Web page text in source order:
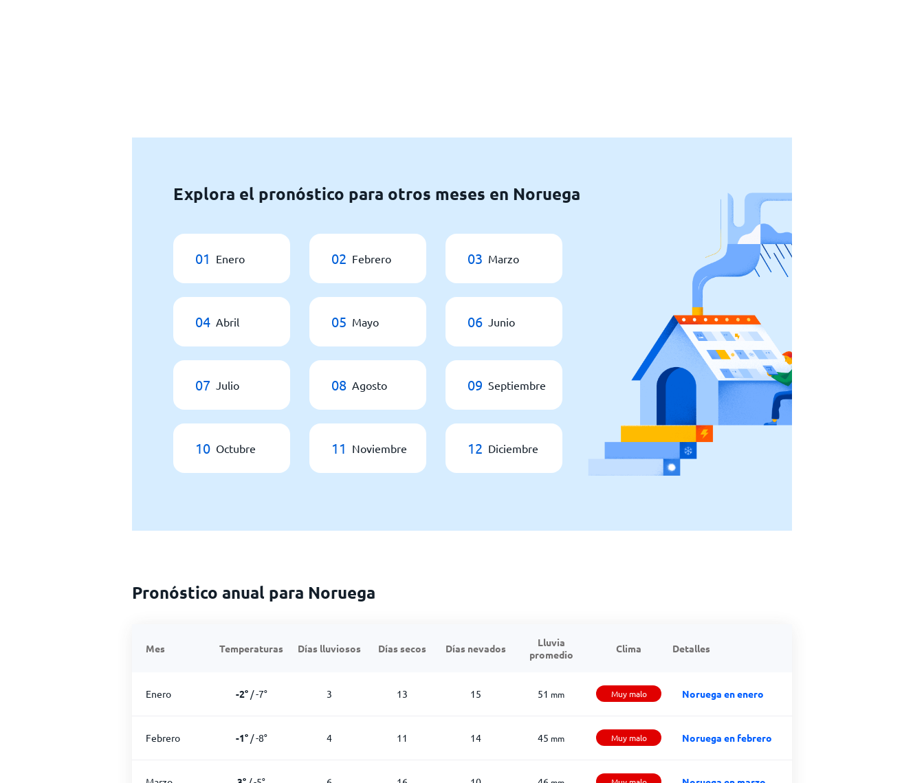
Explora el pronóstico para otros meses en Noruega
01 Enero 02 Febrero 03 Marzo
04 Abril 05 Mayo 06 Junio
07 Julio 08 Agosto 09 Septiembre
10 Octubre 11 Noviembre 12 Diciembre
Pronóstico anual para Noruega
Mes Temperaturas Días lluviosos Días secos Días nevados
Lluvia
promedio
Clima Detalles
Enero -2°/-7° 3 13 15 51 mm Muy malo Noruega en enero
Febrero -1°/-8° 4 11 14 45 mm Muy malo Noruega en febrero